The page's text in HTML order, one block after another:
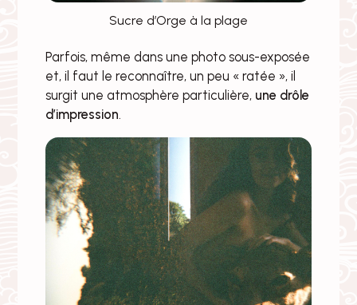
Sucre d’Orge à la plage
Parfois, même dans une photo sous-exposée
et, il faut le reconnaître, un peu « ratée », il
surgit une atmosphère particulière, une drôle
d’impression.